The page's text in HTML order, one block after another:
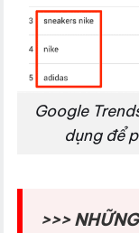
Google
dụng để
>>>